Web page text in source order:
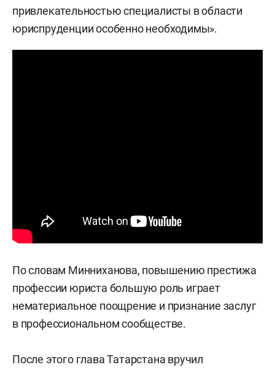
привлекательностью специалисты в области
юриспруденции особенно необходимы».
По словам Минниханова, повышению престижа
профессии юриста большую роль играет
нематериальное поощрение и признание заслуг
в профессиональном сообществе.
После этого глава Татарстана вручил